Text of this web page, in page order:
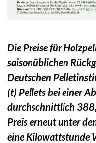
Die Preise für
saisonüblichen
Deutschen
(t) Pellets bei einer
durchschnittlich
Preis erneut unter
eine Kilowattstunde